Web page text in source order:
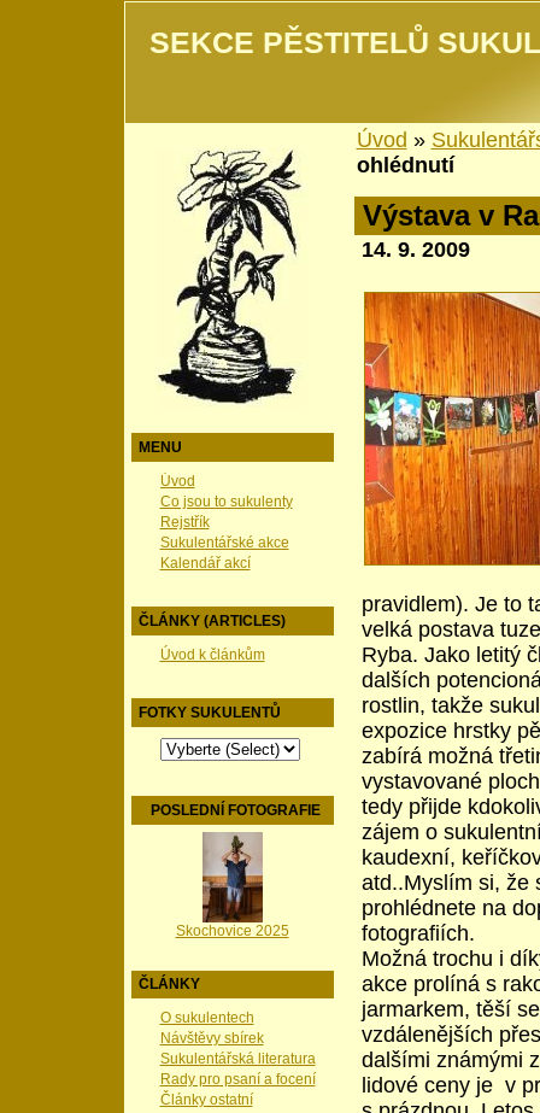
SEKCE PĚSTITELŮ
MENU
Úvod
Co jsou to sukulenty
Rejstřík
Sukulentářské akce
Kalendář akcí
ČLÁNKY (ARTICLES)
Úvod k článkům
FOTKY SUKULENTŮ
POSLEDNÍ FOTOGRAFIE
Skochovice 2025
ČLÁNKY
O sukulentech
Návštěvy sbírek
Sukulentářská literatura
Rady pro psaní a focení
Články ostatní
Úvod »
ohlédnutí
Výstava v
14. 9. 2009
pravidlem). Je to
velká postava
Ryba. Jako letitý
dalších
rostlin, takže
expozice hrstky
zabírá možná
vystavované
tedy přijde
zájem o
kaudexní,
atd..Myslím si, že
prohlédnete na
fotografiích.
Možná trochu i
akce prolíná s
jarmarkem, těší
vzdálenějších
dalšími známými
lidové ceny je v